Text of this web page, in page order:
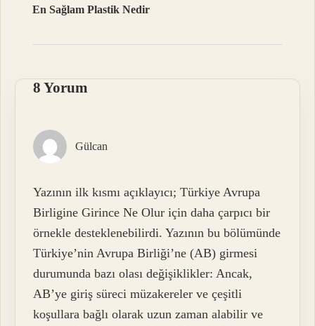
En Sağlam Plastik Nedir
8 Yorum
Gülcan
Yazının ilk kısmı açıklayıcı; Türkiye Avrupa
Birligine Girince Ne Olur için daha çarpıcı bir
örnekle desteklenebilirdi. Yazının bu bölümünde
Türkiye’nin Avrupa Birliği’ne (AB) girmesi
durumunda bazı olası değişiklikler: Ancak,
AB’ye giriş süreci müzakereler ve çeşitli
koşullara bağlı olarak uzun zaman alabilir ve